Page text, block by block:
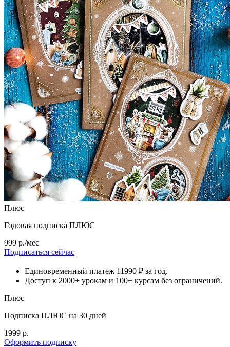
Плюс
Годовая подписка ПЛЮС
999 р./мес
Подписаться сейчас
Единовременный платеж 11990 ₽ за год.
Доступ к 2000+ урокам и 100+ курсам без ограничений.
Плюс
Подписка ПЛЮС на 30 дней
1999 р.
Оформить подписку